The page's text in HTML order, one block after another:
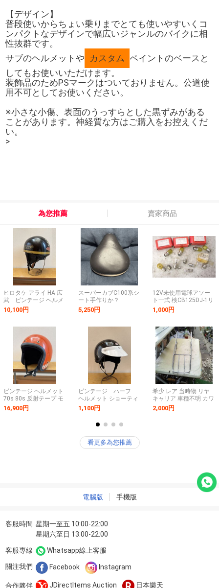
【デザイン】
普段使いからちょい乗りまでとても使いやすいくコ
ンパクトなデザインで幅広いジャンルのバイクに相
性抜群です。
サブのヘルメットや
カスタム ペイントのベースと
してもお使いいただけます。
装飾品のためPSマークはついておりません。公道使
用不可としてお使いください。
※小さな小傷、表面のうっすらとした黒ずみがある
ことがあります。神経質な方はご購入をお控えくだ
い。
>
為您推薦 賣家商品
ヒロタケ アライ HA 広
武 ビンテージ ヘルメ
ット ハーフ お椀 当時
旧車 昭和 検索) ダビダ
10,100円
ビンテージ ヘルメット
70s 80s 反射テープ モ
トクロス スズキ 検索)
ハスラー TS TC GT GS
16,900円
スーパーカブC100系シ
ート手作りか？
5,250円
ビンテージ ハーフ
ヘルメット ショーティ
ー ブラック ポリス カ
ラースナップバイザー
buco bell 昭和 当時
物
1,100円
12V未使用電球アソー
ト一式 検CB125DJ-1リ
ード
CB250CB72C72CS92CD
YDS3AS1AS2RD125ス
ズキ
RG250GT250GT380カ
ワサキW1W3マッハ
H1500SSZ2
1,000円
希少 レア 当時物 リヤ
キャリア 車種不明 カワ
サキ スズキ ホンダ ヤ
マハハスラー250 バイ
2,000円
看更多為您推薦
電腦版 手機版
客服時間 星期一至五 10:00-22:00
星期六至日 13:00-22:00
客服專線 Whatsapp線上客服
關注我們 Facebook Instagram
合作夥伴 JDirectItems Auction 日本樂天